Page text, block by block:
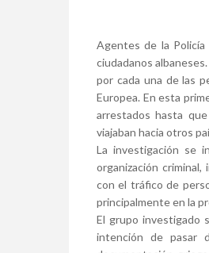
Agentes de la Policía
ciudadanos
por cada una de las
Europea. En esta
arrestados hasta
viajaban hacia otros
La investigación se
organización criminal,
con el tráfico de
principalmente en la
El grupo investigado
intención de pasar